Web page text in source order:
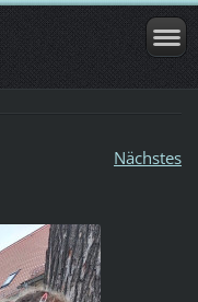
Nächstes